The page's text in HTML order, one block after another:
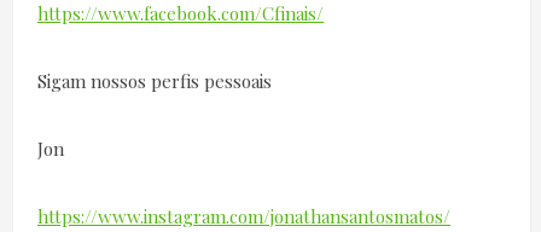
https://www.facebook.com/Cfinais/
Sigam nossos perfis pessoais
Jon
https://www.instagram.com/jonathansantosmatos/